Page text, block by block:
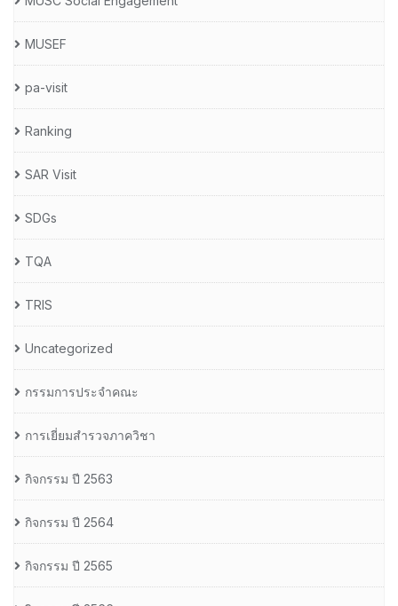
MUSEF
pa-visit
Ranking
SAR Visit
SDGs
TQA
TRIS
Uncategorized
กรรมการประจำคณะ
การเยี่ยมสำรวจภาควิชา
กิจกรรม ปี 2563
กิจกรรม ปี 2564
กิจกรรม ปี 2565